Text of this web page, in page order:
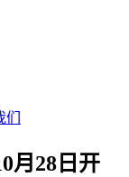
月28日开